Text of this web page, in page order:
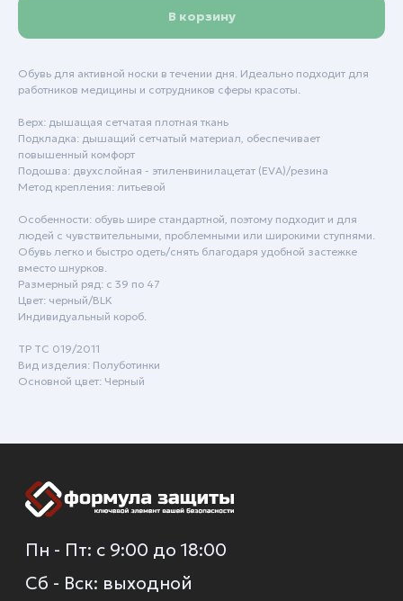
В корзину
Обувь для активной носки в течении дня. Идеально подходит для
работников медицины и сотрудников сферы красоты.
Верх: дышащая сетчатая плотная ткань
Подкладка: дышащий сетчатый материал, обеспечивает
повышенный комфорт
Подошва: двухслойная - этиленвинилацетат (EVA)/резина
Метод крепления: литьевой
Особенности: обувь шире стандартной, поэтому подходит и для
людей с чувствительными, проблемными или широкими ступнями.
Обувь легко и быстро одеть/снять благодаря удобной застежке
вместо шнурков.
Размерный ряд: с 39 по 47
Цвет: черный/BLK
Индивидуальный короб.
ТР ТС 019/2011
Вид изделия: Полуботинки
Основной цвет: Черный
Краснодар
Сочи
+7 (861) 207-24-07
+7 (800) 222-78-13
+7 (930) 035-80-85
Пн - Пт: с 9:00 до 18:00
Сб - Вск: выходной